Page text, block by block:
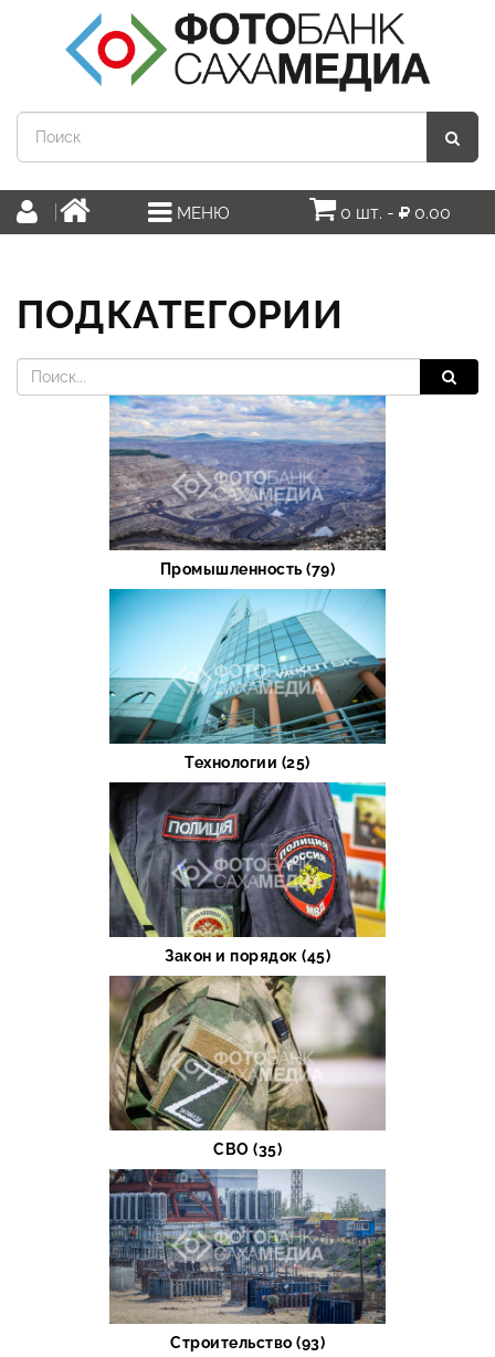
МЕНЮ 0 шт. - 0.00
ПОДКАТЕГОРИИ
Промышленность (79)
Технологии (25)
Закон и порядок (45)
СВО (35)
Строительство (93)